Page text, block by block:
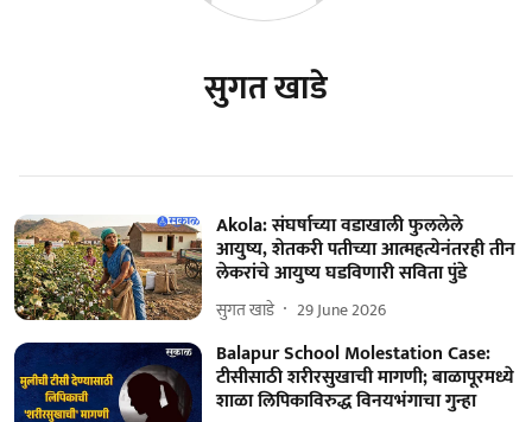
सुगत खाडे
Akola: संघर्षाच्या वडाखाली फुललेले
आयुष्य, शेतकरी पतीच्या आत्महत्येनंतरही तीन
लेकरांचे आयुष्य घडविणारी सविता पुंडे
सुगत खाडे 29 June 2026
Balapur School Molestation Case:
टीसीसाठी शरीरसुखाची मागणी; बाळापूरमध्ये
शाळा लिपिकाविरुद्ध विनयभंगाचा गुन्हा